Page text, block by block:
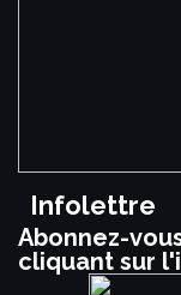
Infolettre
Abonnez-
cliquant sur